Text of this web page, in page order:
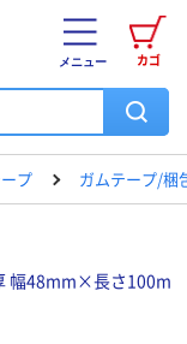
カゴ
メニュー
プ ガムテープ/梱
幅48mm×長さ100m